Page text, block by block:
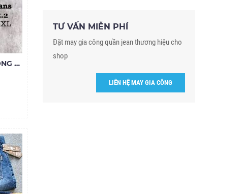
QUẦN JEAN NAM ỐNG SUÔNG RÊU-DƠ
TƯ VẤN MIỄN PHÍ
Đặt may gia công quần jean thương hiệu cho
shop
LIÊN HỆ MAY GIA CÔNG